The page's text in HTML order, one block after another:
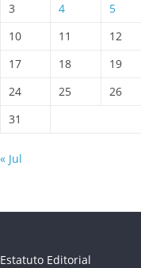
3
4 5
10
11 12
17
18 19
24
25 26
31
« Jul
Estatuto Editorial